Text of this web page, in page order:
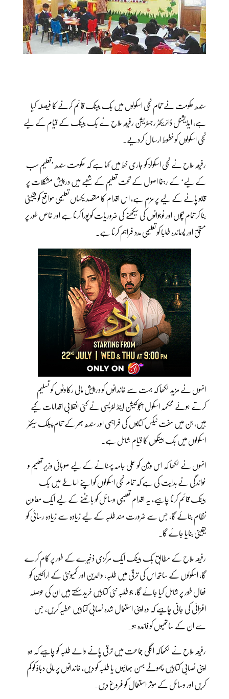
سندھ حکومت نے تمام نجی اسکولوں میں بک بینک قائم کرنے کا فیصلہ کیا
ہے، ایڈیشنل ڈائریکٹر رجسٹریشن رفیعہ ملاح نے بک بینک کے قیام کے لیے
نجی اسکولوں کو خطوط ارسال کردیے۔
رفیعہ ملاح نے نجی اسکولز کو جاری خط میں کہا ہے کہ حکومت سندھ ’تعلیم سب
کے لیے‘ کے رہنما اصول کے تحت تعلیم کے شعبے میں درپیش مشکلات پر
قابو پانے کے لیے پرعزم ہے، اس اقدام کا مقصد یکساں تعلیمی مواقع کو یقینی
بنا کر تمام بچوں اور نوجوانوں کی سیکھنے کی ضروریات کو پورا کرنا ہے اور خاص طور پر
مستحق اور پسماندہ طلبا کو تعلیمی مدد فراہم کرنا ہے۔
انہوں نے مزید لکھا کہ بہت سے خاندانوں کو درپیش مالی رکاوٹوں کو تسلیم
کرتے ہوئے محکمہ اسکول ایجوکیشن اینڈ لٹریسی نے کئی انقلابی اقدامات کیے
ہیں، جن میں مفت ٹیکس کتابوں کی فراہمی اور سندھ بھر کے تمام پبلک سیکٹر
اسکولوں میں بک بینکوں کا قیام شامل ہے۔
انہوں نے لکھا کہ اس وژن کو عملی جامہ پہنانے کے لیے صوبائی وزیر تعلیم و
خواندگی نے ہدایت کی ہے کہ تمام نجی اسکولوں کو اپنے احاطے میں بک
بینک قائم کرنا چاہیے، یہ اقدام تعلیمی وسائل کو بانٹنے کے لیے ایک معاون
نظام بنائے گا، جس سے ضرورت مند طلبہ کے لیے زیادہ سے زیادہ رسائی کو
یقینی بنایا جائے گا۔
رفیعہ ملاح کے مطابق بک بینک ایک مرکزی ذخیرے کے طور پر کام کرے
گا، اسکولوں کے ساتھ اس کی ترقی میں طلبہ، والدین اور کمیونٹی کے اراکین کو
فعال طور پر شامل کیا جائے گا، جو طلبہ نئی کتابیں خرید سکتے ہیں ان کی حوصلہ
افزائی کی جانی چاہیے کہ وہ اپنی استعمال شدہ نصابی کتابیں عطیہ کریں، جس
سے ان کے ساتھیوں کو فائدہ ہو۔
رفیعہ ملاح نے لکھاکہ اگلی جماعت میں ترقی پانے والے طلبہ کو چاہیے کہ وہ
اپنی نصابی کتابیں چھوٹے بہن بھائیوں یا طلبہ کو دیں، خاندانوں پر مالی دباؤ کو کم
کریں اور وسائل کے موثر استعمال کو فروغ دیں۔